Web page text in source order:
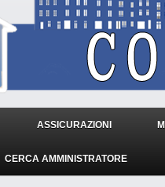
ASSICURAZIONI
CERCA AMMINISTRATORE